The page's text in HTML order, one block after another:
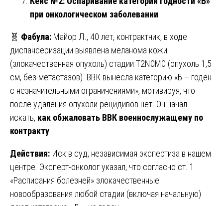
при онкологическом заболевании
🧬 Фабула: Майор Л., 40 лет, контрактник, в ходе
диспансеризации выявлена меланома кожи
(злокачественная опухоль) стадии T2N0M0 (опухоль 1,5
см, без метастазов). ВВК вынесла категорию «Б – годен
с незначительными ограничениями», мотивируя, что
после удаления опухоли рецидивов нет. Он начал
искать, как обжаловать ВВК военнослужащему по
контракту
Действия: Иск в суд, независимая экспертиза в нашем
центре. Эксперт-онколог указал, что согласно ст. 1
«Расписания болезней» злокачественные
новообразования любой стадии (включая начальную)